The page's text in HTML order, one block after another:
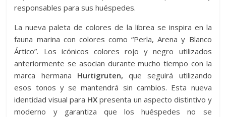
responsables para sus huéspedes.
La nueva paleta de colores de la librea se inspira en la
fauna marina con colores como “Perla, Arena y Blanco
Ártico”. Los icónicos colores rojo y negro utilizados
anteriormente se asocian durante mucho tiempo con la
marca hermana Hurtigruten, que seguirá utilizando
esos tonos y se mantendrá sin cambios. Esta nueva
identidad visual para HX presenta un aspecto distintivo y
moderno y garantiza que los huéspedes no se